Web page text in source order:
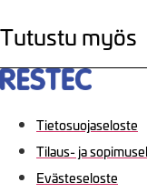
Tutustu myös
Tietosuojaseloste
Tilaus- ja
Evästeseloste